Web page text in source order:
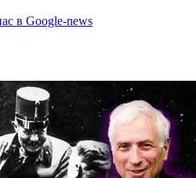
в Google-news